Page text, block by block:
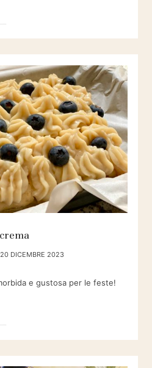
20 DICEMBRE 2023
e gustosa per le feste!